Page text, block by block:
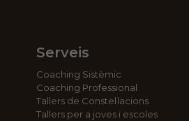
Serveis
Coaching Sistèmic
Coaching Professional
Tallers de Constel·lacions
Tallers per a joves i escoles